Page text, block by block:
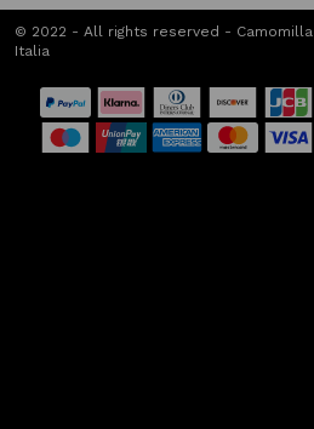
© 2022 - All rights reserved - Camomilla
Italia